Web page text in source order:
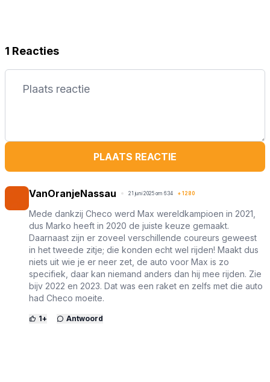
1 Reacties
PLAATS REACTIE
VanOranjeNassau 21 juni 2025 om 6:34 + 1280
Mede dankzij Checo werd Max wereldkampioen in 2021,
dus Marko heeft in 2020 de juiste keuze gemaakt.
Daarnaast zijn er zoveel verschillende coureurs geweest
in het tweede zitje; die konden echt wel rijden! Maakt dus
niets uit wie je er neer zet, de auto voor Max is zo
specifiek, daar kan niemand anders dan hij mee rijden. Zie
bijv 2022 en 2023. Dat was een raket en zelfs met die auto
had Checo moeite.
1+ Antwoord